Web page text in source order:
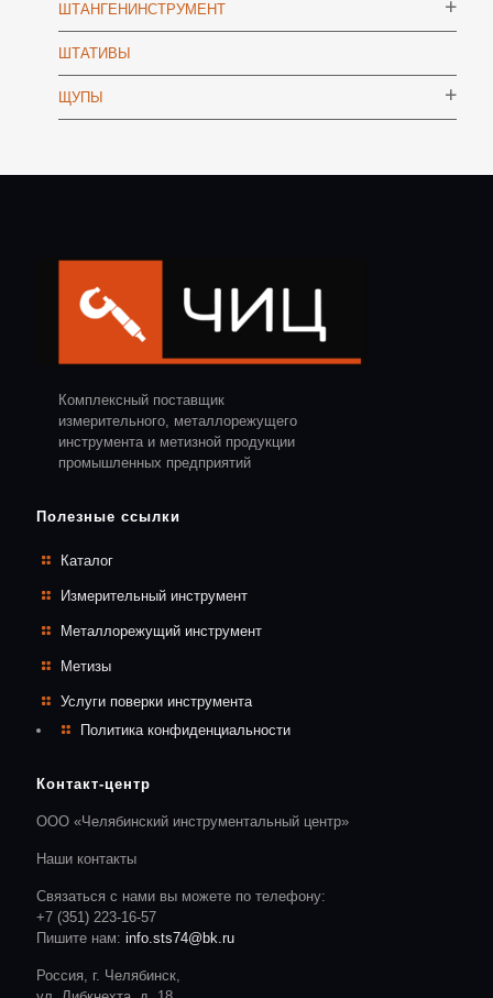
ШТАНГЕНИНСТРУМЕНТ
ШТАТИВЫ
ЩУПЫ
Комплексный поставщик
измерительного, металлорежущего
инструмента и метизной продукции
промышленных предприятий
Полезные ссылки
Каталог
Измерительный инструмент
Металлорежущий инструмент
Метизы
Услуги поверки инструмента
Политика конфиденциальности
Контакт-центр
ООО «Челябинский инструментальный центр»
Наши контакты
Связаться с нами вы можете по телефону:
+7 (351) 223-16-57
Пишите нам: info.sts74@bk.ru
Россия, г. Челябинск,